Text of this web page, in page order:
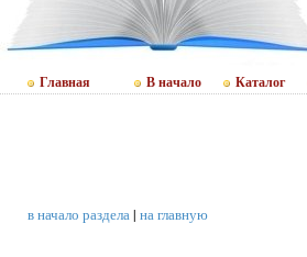
Главная В начало Каталог
в начало раздела| на главную